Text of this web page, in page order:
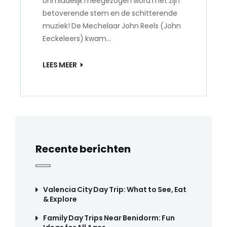
betoverende stem en de schitterende
muziek! De Mechelaar John Reels (John
Eeckeleers) kwam…
LEES MEER
Recente berichten
Valencia City Day Trip: What to See, Eat
& Explore
Family Day Trips Near Benidorm: Fun